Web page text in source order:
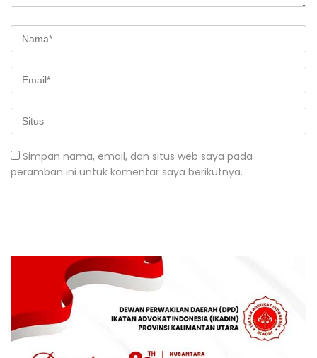
Simpan nama, email, dan situs web saya pada
peramban ini untuk komentar saya berikutnya.